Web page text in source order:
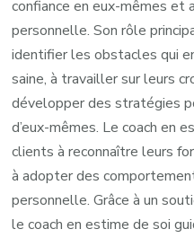
confiance en eux-mêmes et
personnelle. Son rôle
identifier les obstacles qui
saine, à travailler sur leurs
développer des stratégies
d’eux-mêmes. Le coach en
clients à reconnaître leurs
à adopter des
personnelle. Grâce à un
le coach en estime de soi